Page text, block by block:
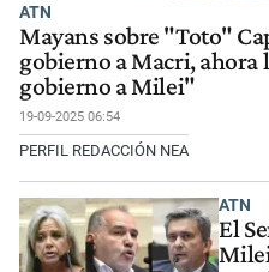
ATN
Mayans sobre "Toto"
gobierno a Macri, ahora
gobierno a Milei"
19-09-2025 06:54
PERFIL REDACCIÓN NEA
ATN
El